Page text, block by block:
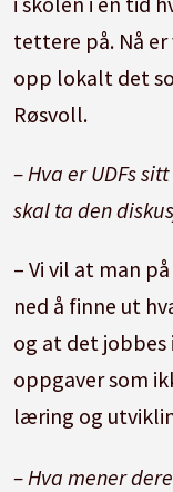
tettere på. Nå
opp lokalt det
Røsvoll.
– Hva er UDFs
skal ta den
– Vi vil at man
ned å finne ut
og at det jobbes
oppgaver som
læring og
– Hva mener